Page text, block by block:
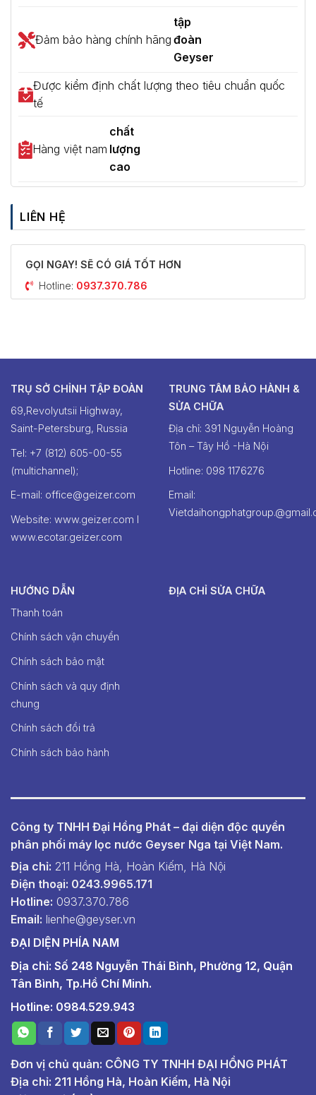
Đảm bảo hàng chính hãng
tập
đoàn
Geyser
Được kiểm định chất lượng theo tiêu chuẩn quốc
tế
Hàng việt nam
chất
lượng
cao
LIÊN HỆ
GỌI NGAY! SẼ CÓ GIÁ TỐT HƠN
Hotline: 0937.370.786
TRỤ SỞ CHỈNH TẬP ĐOÀN
69,Revolyutsii Highway,
Saint-Petersburg, Russia
Tel: +7 (812) 605-00-55
(multichannel);
E-mail: office@geizer.com
Website: www.geizer.com I
www.ecotar.geizer.com
TRUNG TÂM BẢO HÀNH &
SỬA CHỮA
Địa chỉ: 391 Nguyễn Hoàng
Tôn – Tây Hồ -Hà Nội
Hotline: ‭098 1176276‬
Email:
HƯỚNG DẪN
Thanh toán
Chính sách vận chuyển
Chính sách bảo mật
Chính sách và quy định
chung
Chính sách đổi trả
Chính sách bảo hành
ĐỊA CHỈ SỬA CHỮA
Công ty TNHH Đại Hồng Phát – đại diện độc quyền
phân phối máy lọc nước Geyser Nga tại Việt Nam.
Địa chỉ: 211 Hồng Hà, Hoàn Kiếm, Hà Nội
Điện thoại: 0243.9965.171
Hotline: 0937.370.786
Email: lienhe@geyser.vn
ĐẠI DIỆN PHÍA NAM
Địa chỉ: Số 248 Nguyễn Thái Bình, Phường 12, Quận
Tân Bình, Tp.Hồ Chí Minh.
Hotline: 0984.529.943
Đơn vị chủ quản: CÔNG TY TNHH ĐẠI HỒNG PHÁT
Địa chỉ: 211 Hồng Hà, Hoàn Kiếm, Hà Nội